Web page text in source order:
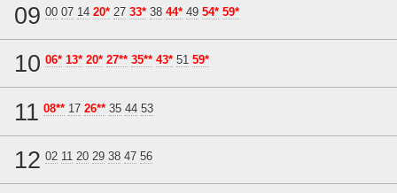
09 00 07 14 20* 27 33* 38 44* 49 54* 59*
10 06* 13* 20* 27** 35** 43* 51 59*
11 08** 17 26** 35 44 53
12 02 11 20 29 38 47 56